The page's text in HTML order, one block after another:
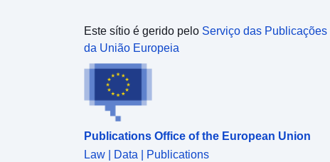
Este sítio é gerido pelo Serviço das Publicações
da União Europeia
Publications Office of the European Union
Law | Data | Publications